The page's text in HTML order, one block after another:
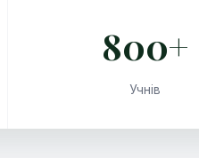
800+
Учнів